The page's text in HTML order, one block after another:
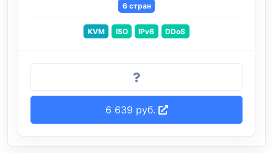
6 стран
KVM ISO IPv6 DDoS
6 639 руб.